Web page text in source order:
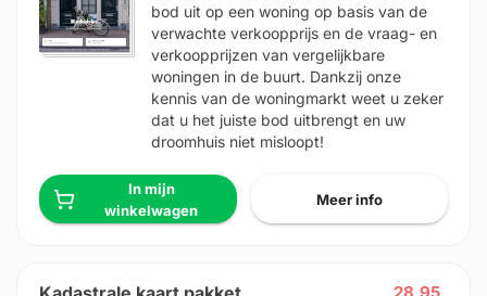
bod uit op een woning op basis van de
verwachte verkoopprijs en de vraag- en
verkoopprijzen van vergelijkbare
woningen in de buurt. Dankzij onze
kennis van de woningmarkt weet u zeker
dat u het juiste bod uitbrengt en uw
droomhuis niet misloopt!
In mijn
winkelwagen
Meer info